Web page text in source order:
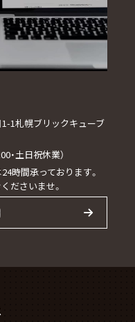
1札幌ブリックキューブ
・土日祝休業）
時間承っております。
ださいませ。